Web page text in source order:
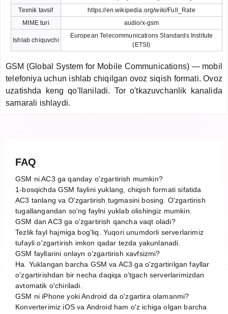
Texnik tavsif
https://en.wikipedia.org/wiki/Full_Rate
MIME turi
audio/x-gsm
Ishlab chiquvchi
European Telecommunications Standards Institute
(ETSI)
GSM (Global System for Mobile Communications) — mobil
telefoniya uchun ishlab chiqilgan ovoz siqish formati. Ovoz
uzatishda keng qo'llaniladi. Tor o'tkazuvchanlik kanalida
samarali ishlaydi.
FAQ
GSM ni AC3 ga qanday o'zgartirish mumkin?
1-bosqichda GSM faylini yuklang, chiqish formati sifatida
AC3 tanlang va O'zgartirish tugmasini bosing. O'zgartirish
tugallangandan so'ng faylni yuklab olishingiz mumkin.
GSM dan AC3 ga o'zgartirish qancha vaqt oladi?
Tezlik fayl hajmiga bog'liq. Yuqori unumdorli serverlarimiz
tufayli o'zgartirish imkon qadar tezda yakunlanadi.
GSM fayllarini onlayn o'zgartirish xavfsizmi?
Ha. Yuklangan barcha GSM va AC3 ga o'zgartirilgan fayllar
o'zgartirishdan bir necha daqiqa o'tgach serverlarimizdan
avtomatik o'chiriladi.
GSM ni iPhone yoki Android da o'zgartira olamanmi?
Konverterimiz iOS va Android ham o'z ichiga olgan barcha